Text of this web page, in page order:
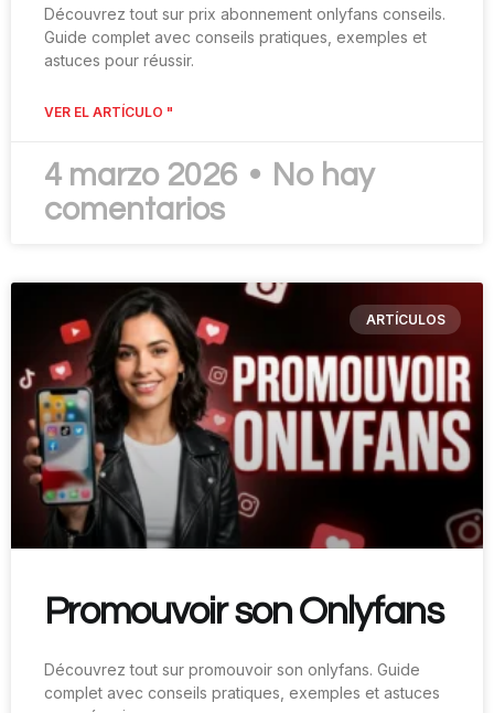
Découvrez tout sur prix abonnement onlyfans conseils.
Guide complet avec conseils pratiques, exemples et
astuces pour réussir.
VER EL ARTÍCULO "
4 marzo 2026
No hay
comentarios
ARTÍCULOS
Promouvoir son Onlyfans
Découvrez tout sur promouvoir son onlyfans. Guide
complet avec conseils pratiques, exemples et astuces